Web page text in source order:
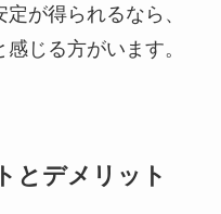
が得られるなら、
じる方がいます。
とデメリット